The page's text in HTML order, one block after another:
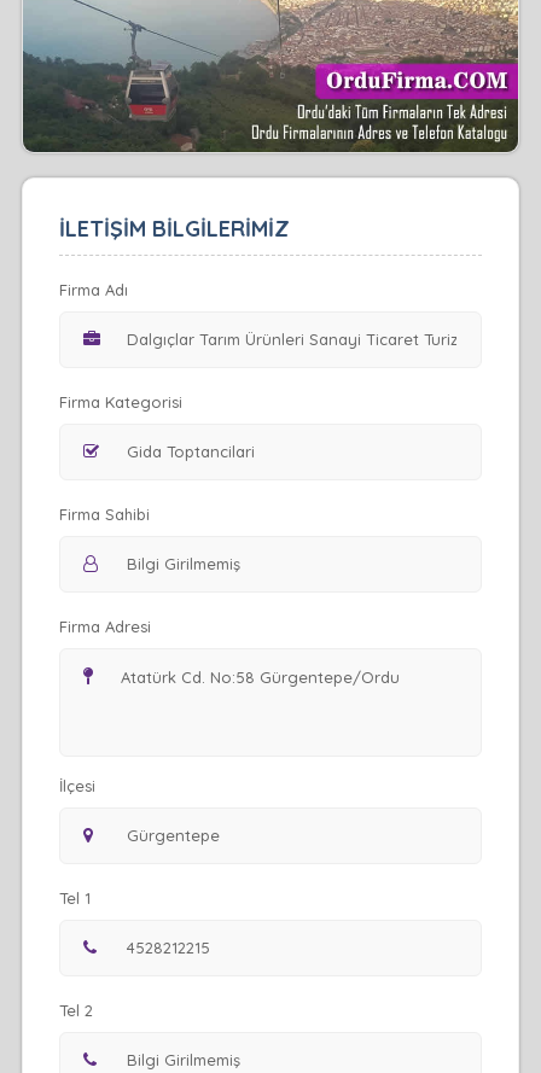
İLETİŞİM BİLGİLERİMİZ
Firma Adı
Firma Kategorisi
Firma Sahibi
Firma Adresi
İlçesi
Tel 1
Tel 2